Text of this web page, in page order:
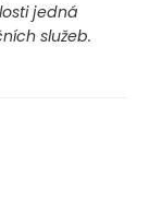
jedná
služeb.